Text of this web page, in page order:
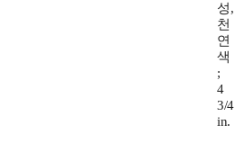
성,
천
연
색
;
4
3/4
in.